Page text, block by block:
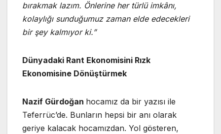
bırakmak lazım. Önlerine her türlü imkânı,
kolaylığı sunduğumuz zaman elde edecekleri
bir şey kalmıyor ki.”
Dünyadaki Rant Ekonomisini Rızk
Ekonomisine Dönüştürmek
Nazif Gürdoğan hocamız da bir yazısı ile
Teferrüc’de. Bunların hepsi bir anı olarak
geriye kalacak hocamızdan. Yol gösteren,